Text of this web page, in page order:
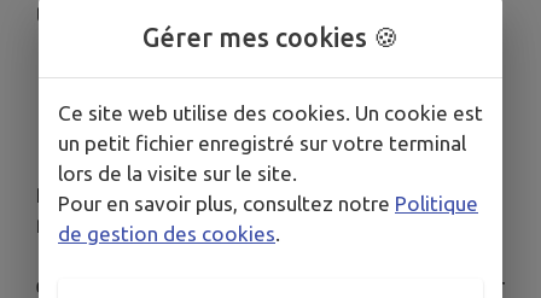
territoire
📍 Poste basé à Mézières-sur-Oise
📅 Prise de poste : Au plus Vite
📞 Pour tout renseignement ou pour candidater
Romuald Troszczynski - 07 48 11 11 16
📧
r.troszczynski@ccvo.fr
👉 N’hésitez pas à partager cette publication pour
Gérer mes cookies 🍪
Ce site web utilise des cookies. Un cookie est
un petit fichier enregistré sur votre terminal
lors de la visite sur le site.
Pour en savoir plus, consultez notre Politique
de gestion des cookies